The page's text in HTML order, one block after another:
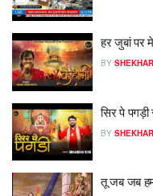
हर जुबां पर
BY
सिर पे पगड़ी
BY
तू जब जब